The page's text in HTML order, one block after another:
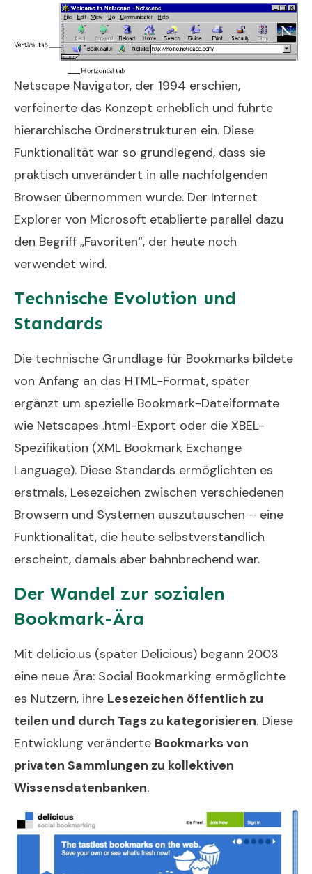
Netscape Navigator, der 1994 erschien,
verfeinerte das Konzept erheblich und führte
hierarchische Ordnerstrukturen ein. Diese
Funktionalität war so grundlegend, dass sie
praktisch unverändert in alle nachfolgenden
Browser übernommen wurde. Der Internet
Explorer von Microsoft etablierte parallel dazu
den Begriff „Favoriten“, der heute noch
verwendet wird.
Technische Evolution und
Standards
Die technische Grundlage für Bookmarks bildete
von Anfang an das HTML-Format, später
ergänzt um spezielle Bookmark-Dateiformate
wie Netscapes .html-Export oder die XBEL-
Spezifikation (XML Bookmark Exchange
Language). Diese Standards ermöglichten es
erstmals, Lesezeichen zwischen verschiedenen
Browsern und Systemen auszutauschen – eine
Funktionalität, die heute selbstverständlich
erscheint, damals aber bahnbrechend war.
Der Wandel zur sozialen
Bookmark-Ära
Mit del.icio.us (später Delicious) begann 2003
eine neue Ära: Social Bookmarking ermöglichte
es Nutzern, ihre Lesezeichen öffentlich zu
teilen und durch Tags zu kategorisieren. Diese
Entwicklung veränderte Bookmarks von
privaten Sammlungen zu kollektiven
Wissensdatenbanken.